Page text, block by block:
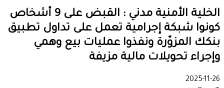
الخلية الأمنية مدني : القبض على 9 أشخاص
كونوا شبكة إجرامية تعمل على تداول تطبيق
بنكك المزوّرة ونفذوا عمليات بيع وهمي
وإجراء تحويلات مالية مزيفة
2025-11-26